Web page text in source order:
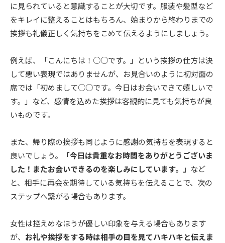
に見られていると意識することが大切です。服装や髪型など
をキレイに整えることはもちろん、始まりから終わりまでの
挨拶も礼儀正しく気持ちをこめて伝えるようにしましょう。
例えば、「こんにちは！○○です。」という挨拶の仕方は決
して悪い表現ではありませんが、お見合いのように初対面の
席では「初めまして○○です。今日はお会いできて嬉しいで
す。」など、感情を込めた挨拶は客観的に見ても気持ちが良
いものです。
また、帰り際の挨拶も同じように感謝の気持ちを表現すると
良いでしょう。
「今日は貴重なお時間をありがとうございま
した！またお会いできるのを楽しみにしています。」 など
と、相手に再会を期待している気持ちを伝えることで、次の
ステップへ繋がる場合もあります。
女性は控えめなほうが優しい印象を与える場合もあります
が、 お礼や挨拶をする時は相手の目を見てハキハキと伝えま